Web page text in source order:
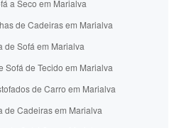
a Seco em Marialva
de Cadeiras em Marialva
de Sofá em Marialva
Sofá de Tecido em Marialva
de Carro em Marialva
de Cadeiras em Marialva